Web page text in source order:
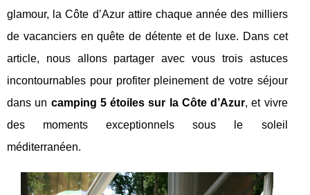
glamour, la Côte d’Azur attire chaque année des milliers
de vacanciers en quête de détente et de luxe. Dans cet
article, nous allons partager avec vous trois astuces
incontournables pour profiter pleinement de votre séjour
dans un camping 5 étoiles sur la Côte d’Azur, et vivre
des moments exceptionnels sous le soleil
méditerranéen.